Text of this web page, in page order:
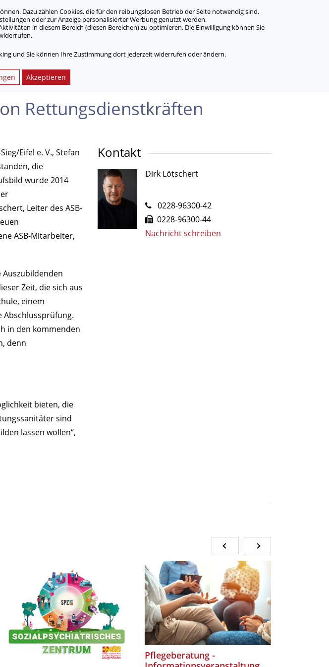
Rettungsdienstkräften
Eifel e. V., Stefan
die
wurde 2014
Leiter des ASB-
ASB-Mitarbeiter,
Auszubildenden
Zeit, die sich aus
einem
Abschlussprüfung.
in den kommenden
denn
bieten, die
sind
lassen wollen“,
Kontakt
Dirk Lötschert
0228-96300-42
0228-96300-44
Nachricht schreiben
Pflegeberatung -
Dazu zählen Cookies, die für den reibungslosen Betrieb der Seite notwendig sind,
oder zur Anzeige personalisierter Werbung genutzt werden.
in diesem Bereich (diesen Bereichen) zu optimieren. Die Einwilligung können Sie
und Sie können Ihre Zustimmung dort jederzeit widerrufen oder ändern.
Akzeptieren